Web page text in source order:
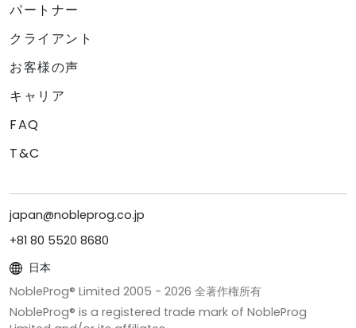
パートナー
クライアント
お客様の声
キャリア
FAQ
T&C
japan@nobleprog.co.jp
+81 80 5520 8680
日本
NobleProg® Limited 2005 - 2026 全著作権所有
NobleProg® is a registered trade mark of NobleProg